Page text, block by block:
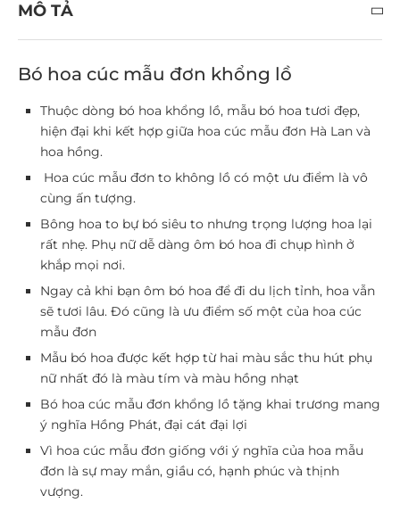
MÔ TẢ
Bó hoa cúc mẫu đơn khổng lồ
Thuộc dòng bó hoa khổng lồ, mẫu bó hoa tươi đẹp,
hiện đại khi kết hợp giữa hoa cúc mẫu đơn Hà Lan và
hoa hồng.
Hoa cúc mẫu đơn to không lồ có một ưu điểm là vô
cùng ấn tượng.
Bông hoa to bự bó siêu to nhưng trọng lượng hoa lại
rất nhẹ. Phụ nữ dễ dàng ôm bó hoa đi chụp hình ở
khắp mọi nơi.
Ngay cả khi bạn ôm bó hoa để đi du lịch tỉnh, hoa vẫn
sẽ tươi lâu. Đó cũng là ưu điểm số một của hoa cúc
mẫu đơn
Mẫu bó hoa được kết hợp từ hai màu sắc thu hút phụ
nữ nhất đó là màu tím và màu hồng nhạt
Bó hoa cúc mẫu đơn khổng lồ tặng khai trương mang
ý nghĩa Hồng Phát, đại cát đại lợi
Vì hoa cúc mẫu đơn giống với ý nghĩa của hoa mẫu
đơn là sự may mắn, giầu có, hạnh phúc và thịnh
vượng.